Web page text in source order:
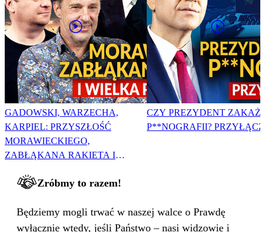
GADOWSKI, WARZECHA,
KARPIEL: PRZYSZŁOŚĆ
MORAWIECKIEGO,
ZABŁĄKANA RAKIETA I
CZY PREZYDENT
P**NOGRAFII?
Zróbmy to razem!
Będziemy mogli trwać w naszej walce o Prawdę
wyłącznie wtedy, jeśli Państwo – nasi widzowie i